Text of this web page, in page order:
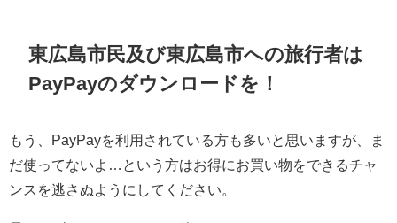
東広島市民及び東広島市への旅行者は
PayPayのダウンロードを！
もう、PayPayを利用されている方も多いと思いますが、ま
だ使ってないよ…という方はお得にお買い物をできるチャ
ンスを逃さぬようにしてください。